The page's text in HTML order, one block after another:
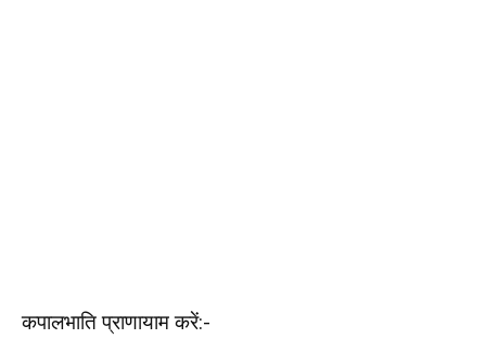
कपालभाति प्राणायाम करें:-